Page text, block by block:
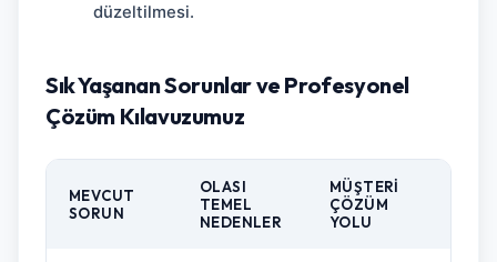
düzeltilmesi.
Sık Yaşanan Sorunlar ve Profesyonel
Çözüm Kılavuzumuz
MEVCUT
SORUN
OLASI
TEMEL
NEDENLER
MÜŞTERI
ÇÖZÜM
YOLU